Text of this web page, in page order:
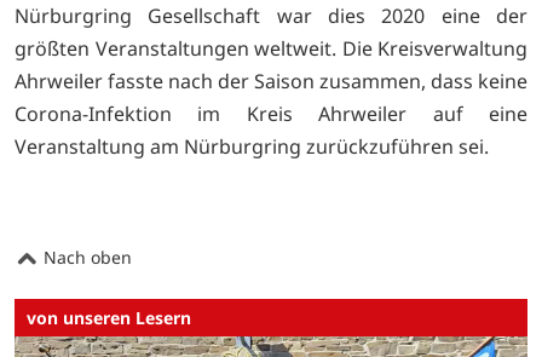
Nürburgring Gesellschaft war dies 2020 eine der
größten Veranstaltungen weltweit. Die Kreisverwaltung
Ahrweiler fasste nach der Saison zusammen, dass keine
Corona-Infektion im Kreis Ahrweiler auf eine
Veranstaltung am Nürburgring zurückzuführen sei.
Nach oben
von unseren Lesern